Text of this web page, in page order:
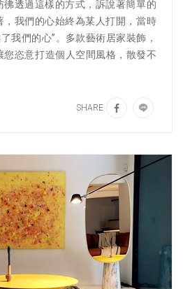
彿透過這樣的方式，訴說著簡單的
，我們的心始終為某人打開，當時
我們的心”。多款藝術居家裝飾，
您恣意打造個人空間風格，散發不
SHARE